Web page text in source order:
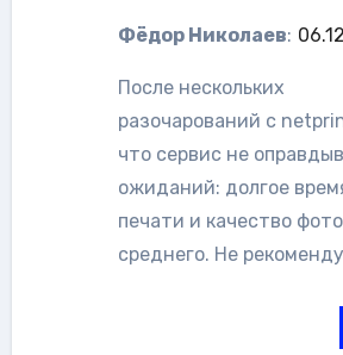
Фёдор Николаев:
После нескольких
разочарований с
что сервис не
ожиданий: долгое
печати и качество
среднего. Не